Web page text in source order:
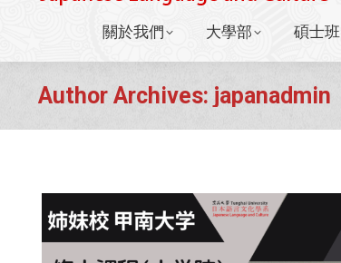
關於我們 大學部 碩士班
Author Archives: japanadmin